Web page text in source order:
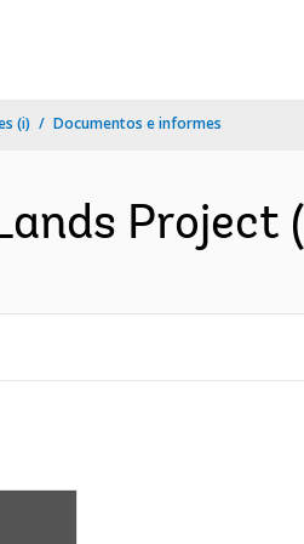
(i) Documentos e informes
Project